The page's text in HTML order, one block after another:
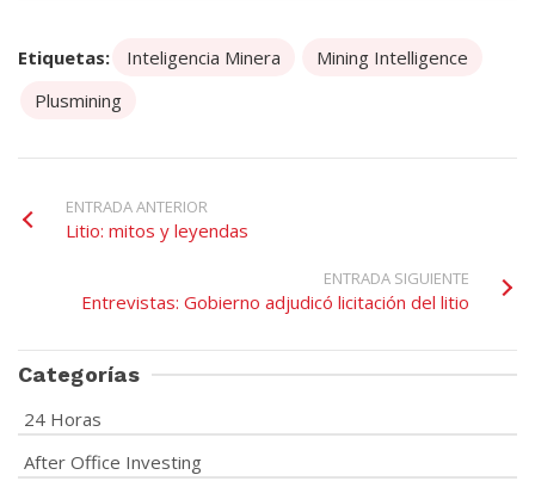
Etiquetas: Inteligencia Minera
Mining Intelligence
Plusmining
ENTRADA ANTERIOR
Litio: mitos y leyendas
ENTRADA SIGUIENTE
Entrevistas: Gobierno adjudicó licitación del litio
Categorías
24 Horas
After Office Investing